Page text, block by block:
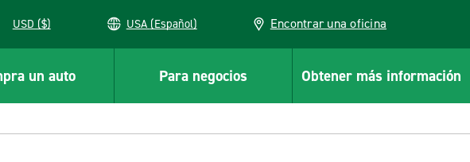
USD ($) USA (Español) Encontrar una oficina
un auto Para negocios Obtener más información